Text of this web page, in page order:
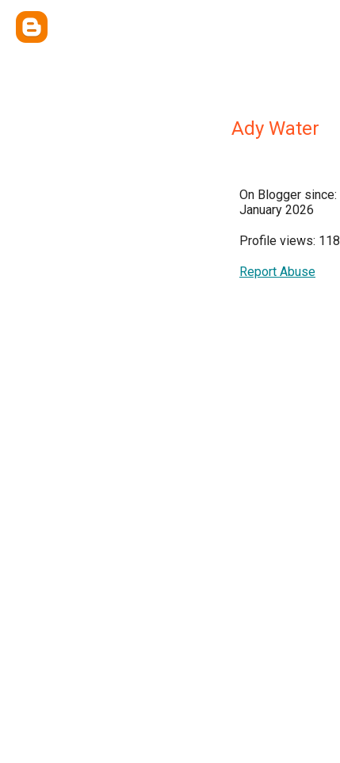
Ady Water
On Blogger since:
January 2026
Profile views: 118
Report Abuse